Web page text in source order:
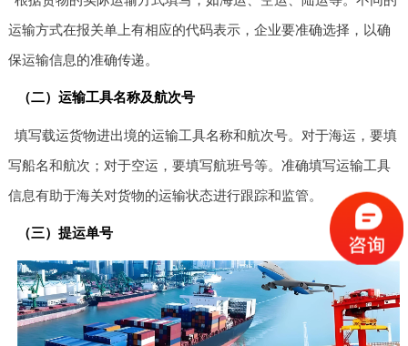
运输方式在报关单上有相应的代码表示，企业要准确选择，以确
保运输信息的准确传递。
（二）运输工具名称及航次号
填写载运货物进出境的运输工具名称和航次号。对于海运，要填
写船名和航次；对于空运，要填写航班号等。准确填写运输工具
信息有助于海关对货物的运输状态进行跟踪和监管。
（三）提运单号